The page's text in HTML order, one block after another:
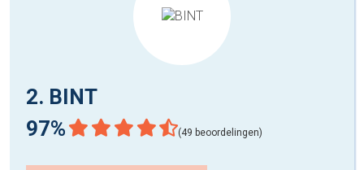
2. BINT
97%
(49 beoordelingen)